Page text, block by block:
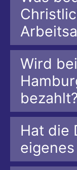
Wird
bezahlt?
Hat die